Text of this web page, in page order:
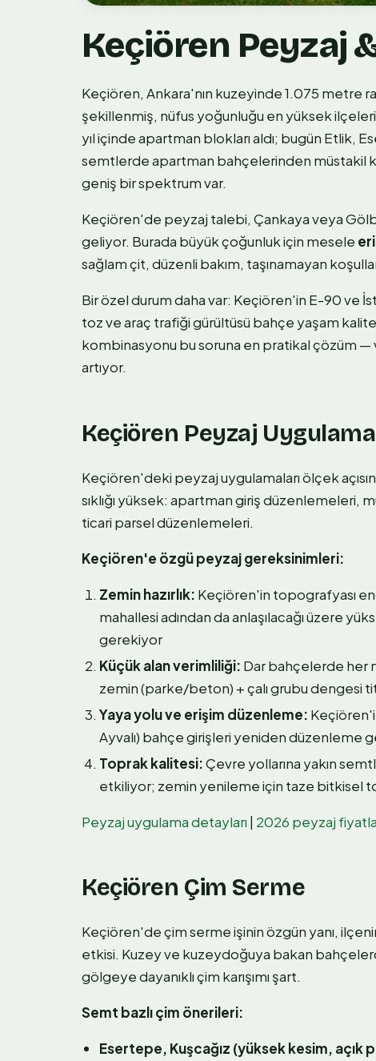
Keçiören Peyzaj
Keçiören, Ankara'nın kuzeyinde 1.075 metre
şekillenmiş, nüfus yoğunluğu en yüksek
yıl içinde apartman blokları aldı; bugün Etlik,
semtlerde apartman bahçelerinden müstakil
geniş bir spektrum var.
Keçiören'de peyzaj talebi, Çankaya veya
geliyor. Burada büyük çoğunluk için mesele
sağlam çit, düzenli bakım, taşınamayan
Bir özel durum daha var: Keçiören'in E-90 ve
toz ve araç trafiği gürültüsü bahçe yaşam
kombinasyonu bu soruna en pratikal çözüm
artıyor.
Keçiören Peyzaj Uygulama
Keçiören'deki peyzaj uygulamaları ölçek
sıklığı yüksek: apartman giriş düzenlemeleri,
ticari parsel düzenlemeleri.
Keçiören'e özgü peyzaj gereksinimleri:
Zemin hazırlık: Keçiören'in topografyası
mahallesi adından da anlaşılacağı üzere
gerekiyor
Küçük alan verimliliği: Dar bahçelerde her
zemin (parke/beton) + çalı grubu dengesi
Yaya yolu ve erişim düzenleme:
Ayvalı) bahçe girişleri yeniden düzenleme
Toprak kalitesi:Çevre yollarına yakın
etkiliyor; zemin yenileme için taze bitkisel
Peyzaj uygulama detayları | 2026 peyzaj
Keçiören Çim Serme
Keçiören'de çim serme işinin özgün yanı,
etkisi. Kuzey ve kuzeydoğuya bakan
gölgeye dayanıklı çim karışımı şart.
Semt bazlı çim önerileri:
Esertepe, Kuşcağız (yüksek kesim, açık